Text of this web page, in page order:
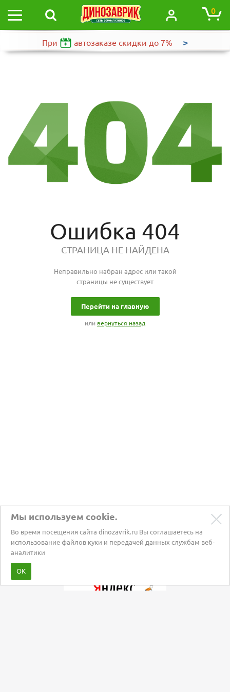
0
При автозаказе скидки до 7% >
Ошибка 404
СТРАНИЦА НЕ НАЙДЕНА
Неправильно набран адрес или такой
страницы не существует
Перейти на главную
или вернуться назад
Мы используем cookie.
Во время посещения сайта dinozavrik.ru Вы соглашаетесь на
использование файлов куки и передачей данных службам веб-
аналитики
ОК